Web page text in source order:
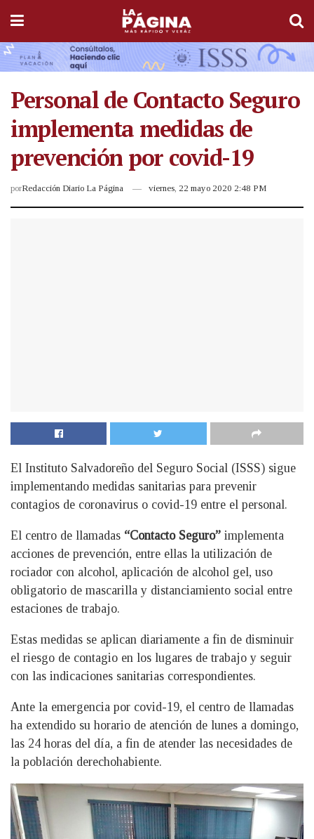
Personal de Contacto Seguro
implementa medidas de
prevención por covid-19
porRedacción Diario La Página viernes, 22 mayo 2020 2:48 PM
El Instituto Salvadoreño del Seguro Social (ISSS) sigue
implementando medidas sanitarias para prevenir
contagios de coronavirus o covid-19 entre el personal.
El centro de llamadas “Contacto Seguro” implementa
acciones de prevención, entre ellas la utilización de
rociador con alcohol, aplicación de alcohol gel, uso
obligatorio de mascarilla y distanciamiento social entre
estaciones de trabajo.
Estas medidas se aplican diariamente a fin de disminuir
el riesgo de contagio en los lugares de trabajo y seguir
con las indicaciones sanitarias correspondientes.
Ante la emergencia por covid-19, el centro de llamadas
ha extendido su horario de atención de lunes a domingo,
las 24 horas del día, a fin de atender las necesidades de
la población derechohabiente.